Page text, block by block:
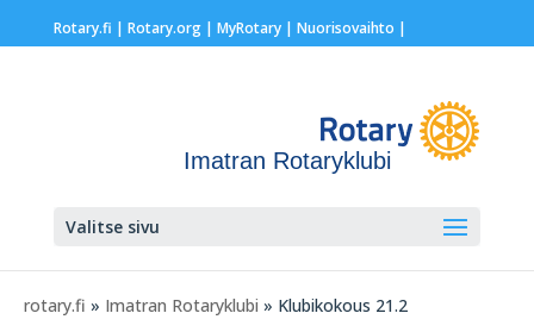
Rotary.fi | Rotary.org| MyRotary | Nuorisovaihto |
Imatran Rotaryklubi
Valitse sivu
rotary.fi » Imatran Rotaryklubi » Klubikokous 21.2